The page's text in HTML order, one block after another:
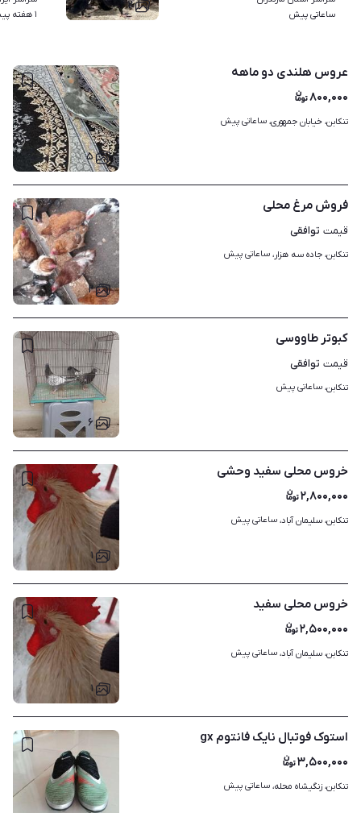
۲
ساعاتی پیش
۱ هفته پیش
۵
عروس هلندی دو ماهه
۸۰۰,۰۰۰
تنکابن، خیابان جمهوری، ساعاتی پیش
۲
فروش مرغ محلی
قیمت توافقی
تنکابن، جاده سه هزار، ساعاتی پیش
۶
کبوتر طاووسی
قیمت توافقی
تنکابن، ساعاتی پیش
۱
خروس محلی سفید وحشی
۲,۸۰۰,۰۰۰
تنکابن، سلیمان آباد، ساعاتی پیش
۱
خروس محلی سفید
۲,۵۰۰,۰۰۰
تنکابن، سلیمان آباد، ساعاتی پیش
استوک فوتبال نایک فانتوم gx
۳,۵۰۰,۰۰۰
تنکابن، زنگیشاه محله، ساعاتی پیش